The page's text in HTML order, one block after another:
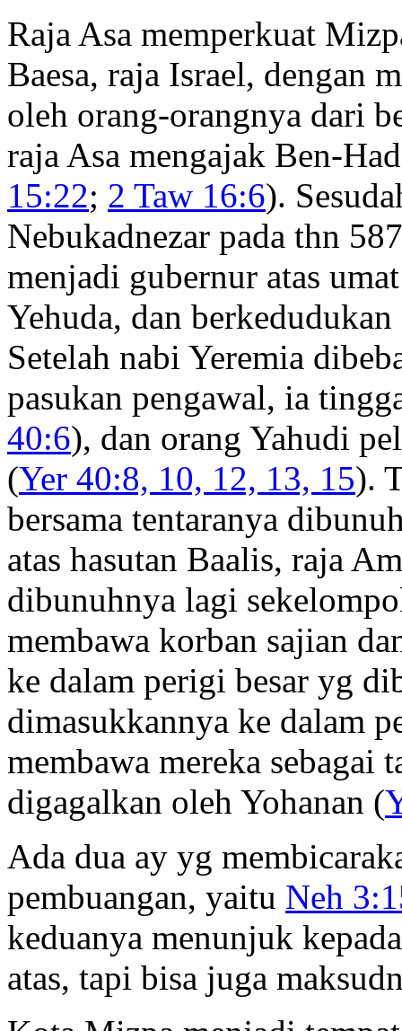
Raja Asa memperkuat
Baesa, raja Israel, dengan
oleh orang-orangnya dari
raja Asa mengajak Ben-
15:22; 2 Taw 16:6).
Nebukadnezar pada thn
menjadi gubernur atas
Yehuda, dan
Setelah nabi Yeremia
pasukan pengawal, ia
40:6), dan orang Yahudi
(Yer 40:8, 10, 12, 13, 15).
bersama tentaranya
atas hasutan Baalis, raja
dibunuhnya lagi
membawa korban sajian
ke dalam perigi besar yg
dimasukkannya ke dalam
membawa mereka sebagai
digagalkan oleh Yohanan (
Ada dua ay yg
pembuangan, yaitu Neh
keduanya menunjuk
atas, tapi bisa juga